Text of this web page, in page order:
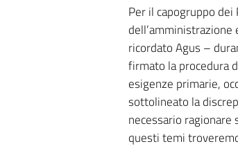
Per il capogruppo
dell’amministrazione
ricordato Agus –
firmato la procedura
esigenze primarie,
sottolineato la
necessario
questi temi